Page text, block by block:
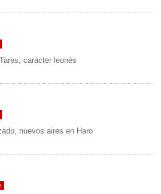
carácter leonés
nuevos aires en Haro